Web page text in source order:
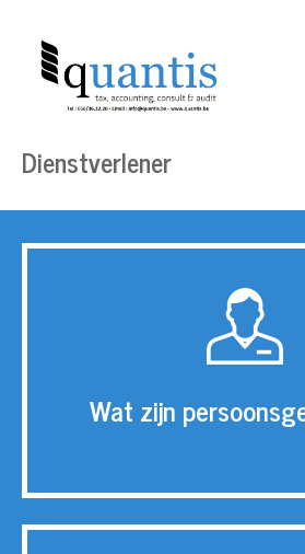
Dienstverlener
Wat zijn